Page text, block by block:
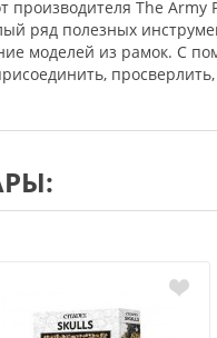
производителя The
ряд полезных
моделей из рамок. С